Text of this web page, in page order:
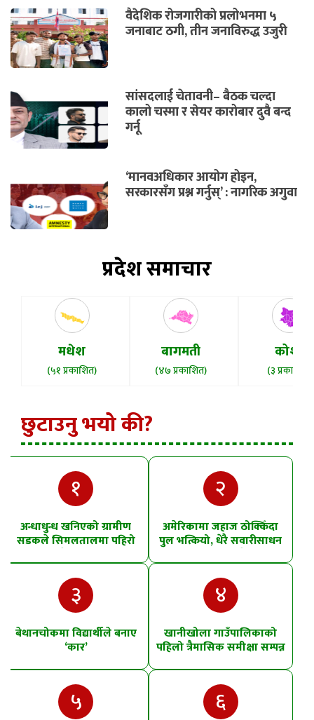
वैदेशिक रोजगारीको प्रलोभनमा ५
जनाबाट ठगी, तीन जनाविरुद्ध उजुरी
सांसदलाई चेतावनी– बैठक चल्दा
कालो चस्मा र सेयर कारोबार दुवै बन्द
गर्नू
‘मानवअधिकार आयोग होइन,
सरकारसँग प्रश्न गर्नुस्’ : नागरिक अगुवा
प्रदेश समाचार
मधेश
(५१ प्रकाशित)
बागमती
(४७ प्रकाशित)
कोशी
(३ प्रकाशित)
छुटाउनु भयो की?
१
अन्धाधुन्ध खनिएको ग्रामीण
सडकले सिमलतालमा पहिरो
२
अमेरिकामा जहाज ठोक्किँदा
पुल भत्कियो, धेरै सवारीसाधन
३
बेथानचोकमा विद्यार्थीले बनाए
‘कार’
४
खानीखोला गाउँपालिकाको
पहिलो त्रैमासिक समीक्षा सम्पन्न
५ ६